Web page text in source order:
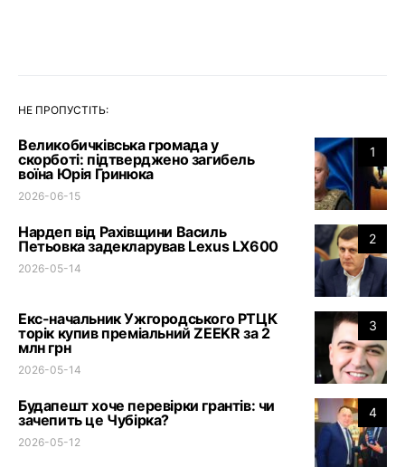
НЕ ПРОПУСТІТЬ:
1
Великобичківська громада у
скорботі: підтверджено загибель
воїна Юрія Гринюка
2026-06-15
2
Нардеп від Рахівщини Василь
Петьовка задекларував Lexus LX600
2026-05-14
3
Екс-начальник Ужгородського РТЦК
торік купив преміальний ZEEKR за 2
млн грн
2026-05-14
4
Будапешт хоче перевірки грантів: чи
зачепить це Чубірка?
2026-05-12